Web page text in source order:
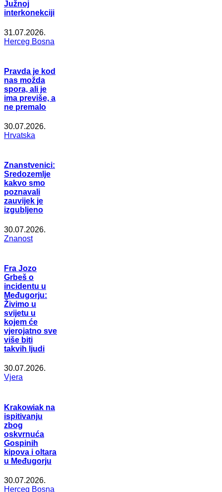
Južnoj
interkonekciji
31.07.2026.
Herceg Bosna
Pravda je kod
nas možda
spora, ali je
ima previše, a
ne premalo
30.07.2026.
Hrvatska
Znanstvenici:
Sredozemlje
kakvo smo
poznavali
zauvijek je
izgubljeno
30.07.2026.
Znanost
Fra Jozo
Grbeš o
incidentu u
Međugorju:
Živimo u
svijetu u
kojem će
vjerojatno sve
više biti
takvih ljudi
30.07.2026.
Vjera
Krakowiak na
ispitivanju
zbog
oskvrnuća
Gospinih
kipova i oltara
u Međugorju
30.07.2026.
Herceg Bosna